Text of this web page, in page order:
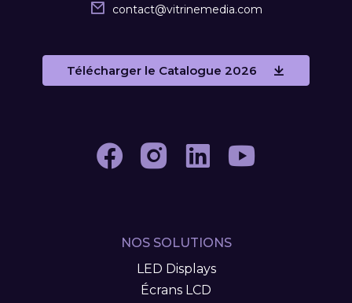
contact@vitrinemedia.com
Télécharger le Catalogue 2026
NOS SOLUTIONS
LED Displays
Écrans LCD